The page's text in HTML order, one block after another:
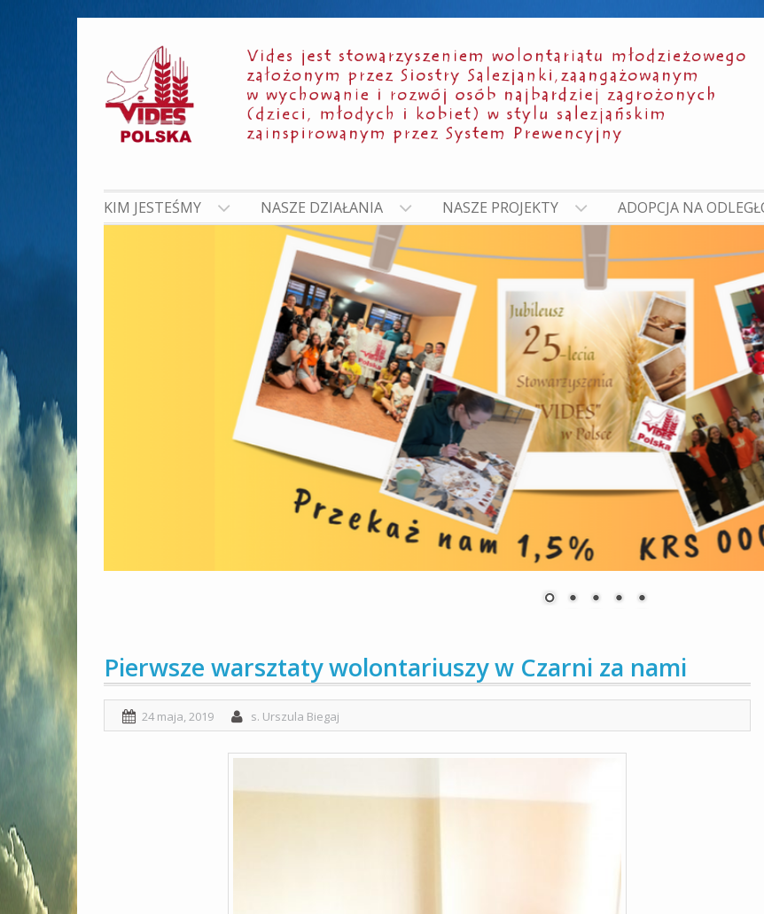
content
KIM JESTEŚMY NASZE DZIAŁANIA NASZE PROJEKTY ADOPCJA NA
Pierwsze warsztaty wolontariuszy w Czarni za nami
24 maja, 2019 s. Urszula Biegaj